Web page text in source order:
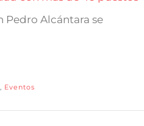
Pedro Alcántara se
Eventos